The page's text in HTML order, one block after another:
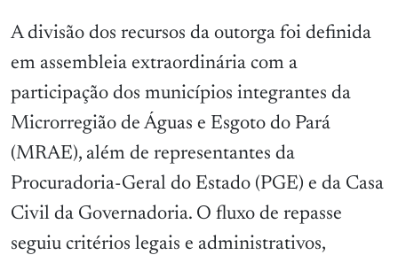
A divisão dos recursos da outorga foi definida
em assembleia extraordinária com a
participação dos municípios integrantes da
Microrregião de Águas e Esgoto do Pará
(MRAE), além de representantes da
Procuradoria-Geral do Estado (PGE) e da Casa
Civil da Governadoria. O fluxo de repasse
seguiu critérios legais e administrativos,